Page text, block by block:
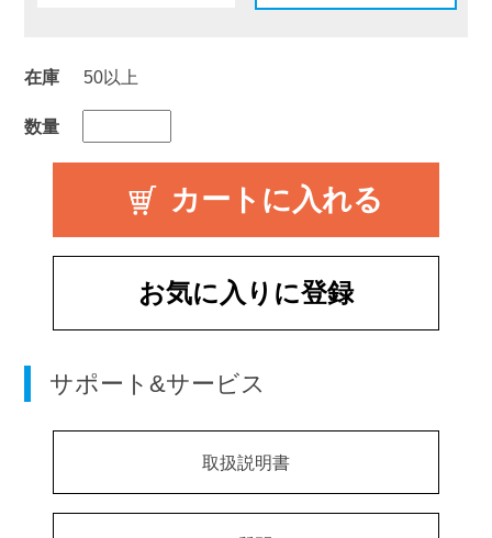
在庫 50以上
数量
お気に入りに登録
サポート&サービス
取扱説明書